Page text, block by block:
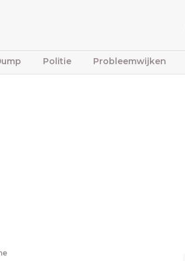
Politie Probleemwijken